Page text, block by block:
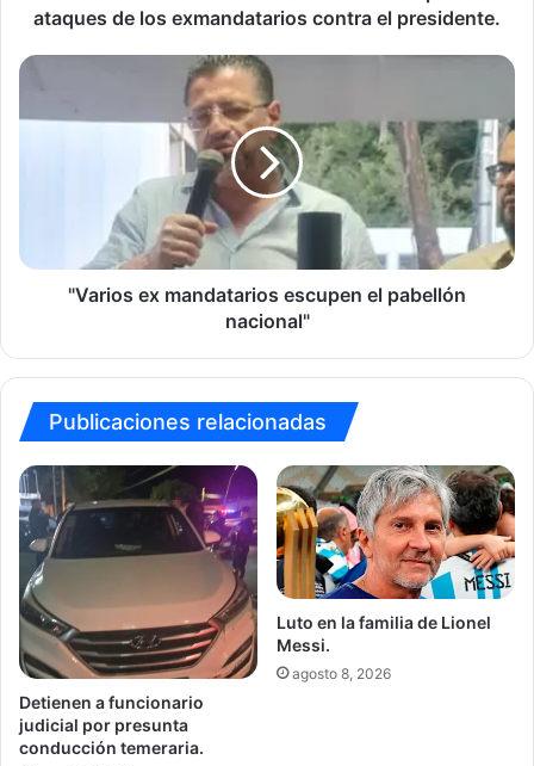
contra
presidente.
ataques de los exmandatarios contra el presidente.
"Varios
mandatarios
"Varios ex mandatarios escupen el pabellón
nacional"
Publicaciones relacionadas
Detienen a funcionario
judicial por presunta
conducción temeraria.
Luto en la familia de Lionel
Messi.
agosto 8, 2026